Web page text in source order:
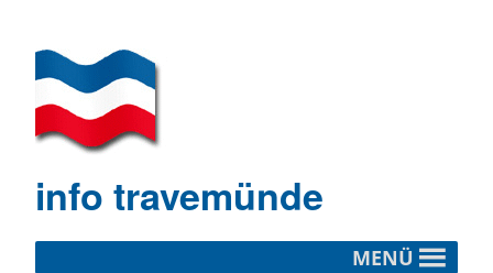
info travemünde
MENÜ